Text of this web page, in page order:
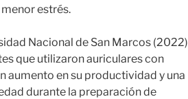
estrés.
Nacional de San Marcos (2022)
que utilizaron auriculares con
aumento en su productividad y una
durante la preparación de